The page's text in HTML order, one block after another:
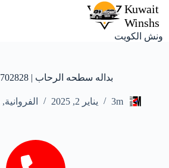
ونش الكويت
بداله سطحه الرحاب | 97702828
3m يناير 2, 2025 الفروانية,